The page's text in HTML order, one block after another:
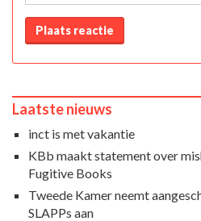
Plaats reactie
Laatste nieuws
inct is met vakantie
KBb maakt statement over
Fugitive Books
Tweede Kamer neemt
SLAPPs aan